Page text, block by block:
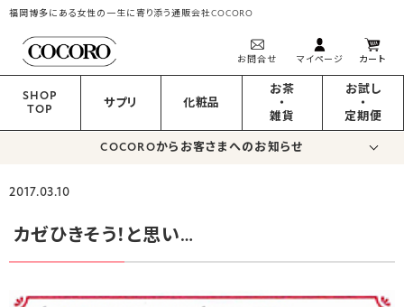
福岡博多にある女性の一生に寄り添う通販会社COCORO
お問合せ マイページ カート
SHOP
TOP
サプリ 化粧品
お茶
・
雑貨
お試し
・
定期便
COCOROからお客さまへのお知らせ
2017.03.10
カゼひきそう！と思い…